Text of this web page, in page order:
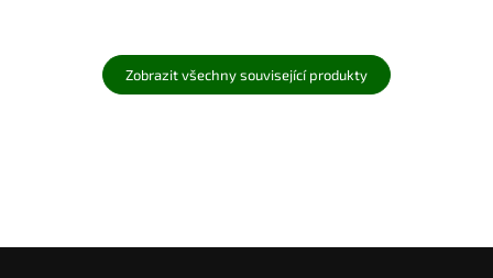
Zobrazit všechny související produkty